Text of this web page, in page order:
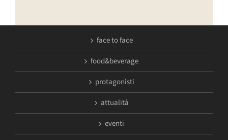
face to face
food&beverage
protagonisti
attualità
eventi